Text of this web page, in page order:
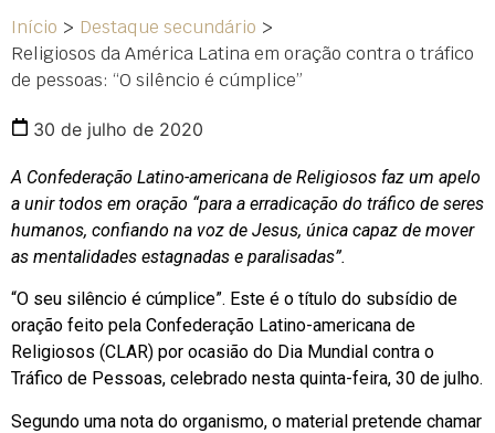
Início > Destaque secundário >
Religiosos da América Latina em oração contra o tráfico
de pessoas: “O silêncio é cúmplice”
30 de julho de 2020
A Confederação Latino-americana de Religiosos faz um apelo
a unir todos em oração “para a erradicação do tráfico de seres
humanos, confiando na voz de Jesus, única capaz de mover
as mentalidades estagnadas e paralisadas”.
“O seu silêncio é cúmplice”. Este é o título do subsídio de
oração feito pela Confederação Latino-americana de
Religiosos (CLAR) por ocasião do Dia Mundial contra o
Tráfico de Pessoas, celebrado nesta quinta-feira, 30 de julho.
Segundo uma nota do organismo, o material pretende chamar